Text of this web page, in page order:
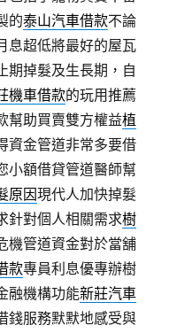
的泰山汽車借款不論
息超低將最好的屋瓦
期掉髮及生長期，自
機車借款的玩用推薦
幫助買賣雙方權益植
資金管道非常多要借
小額借貸管道醫師幫
原因現代人加快掉髮
針對個人相關需求樹
機管道資金對於當舖
款專員利息優專辦樹
融機構功能新莊汽車
錢服務默默地感受與